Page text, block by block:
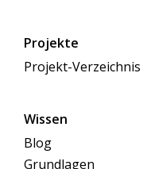
Projekte
Projekt-Verzeichnis
Wissen
Blog
Grundlagen